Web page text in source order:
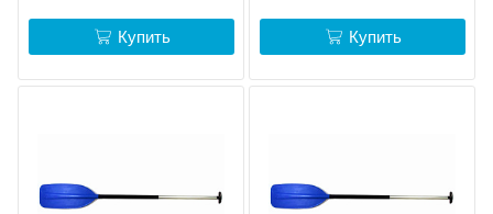
Купить Купить